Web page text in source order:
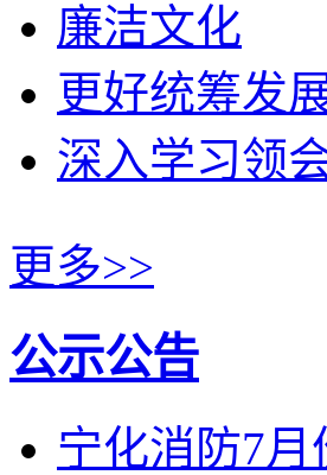
廉洁文化
更好统筹发
深入学习领
更多>>
公示公告
宁化消防7